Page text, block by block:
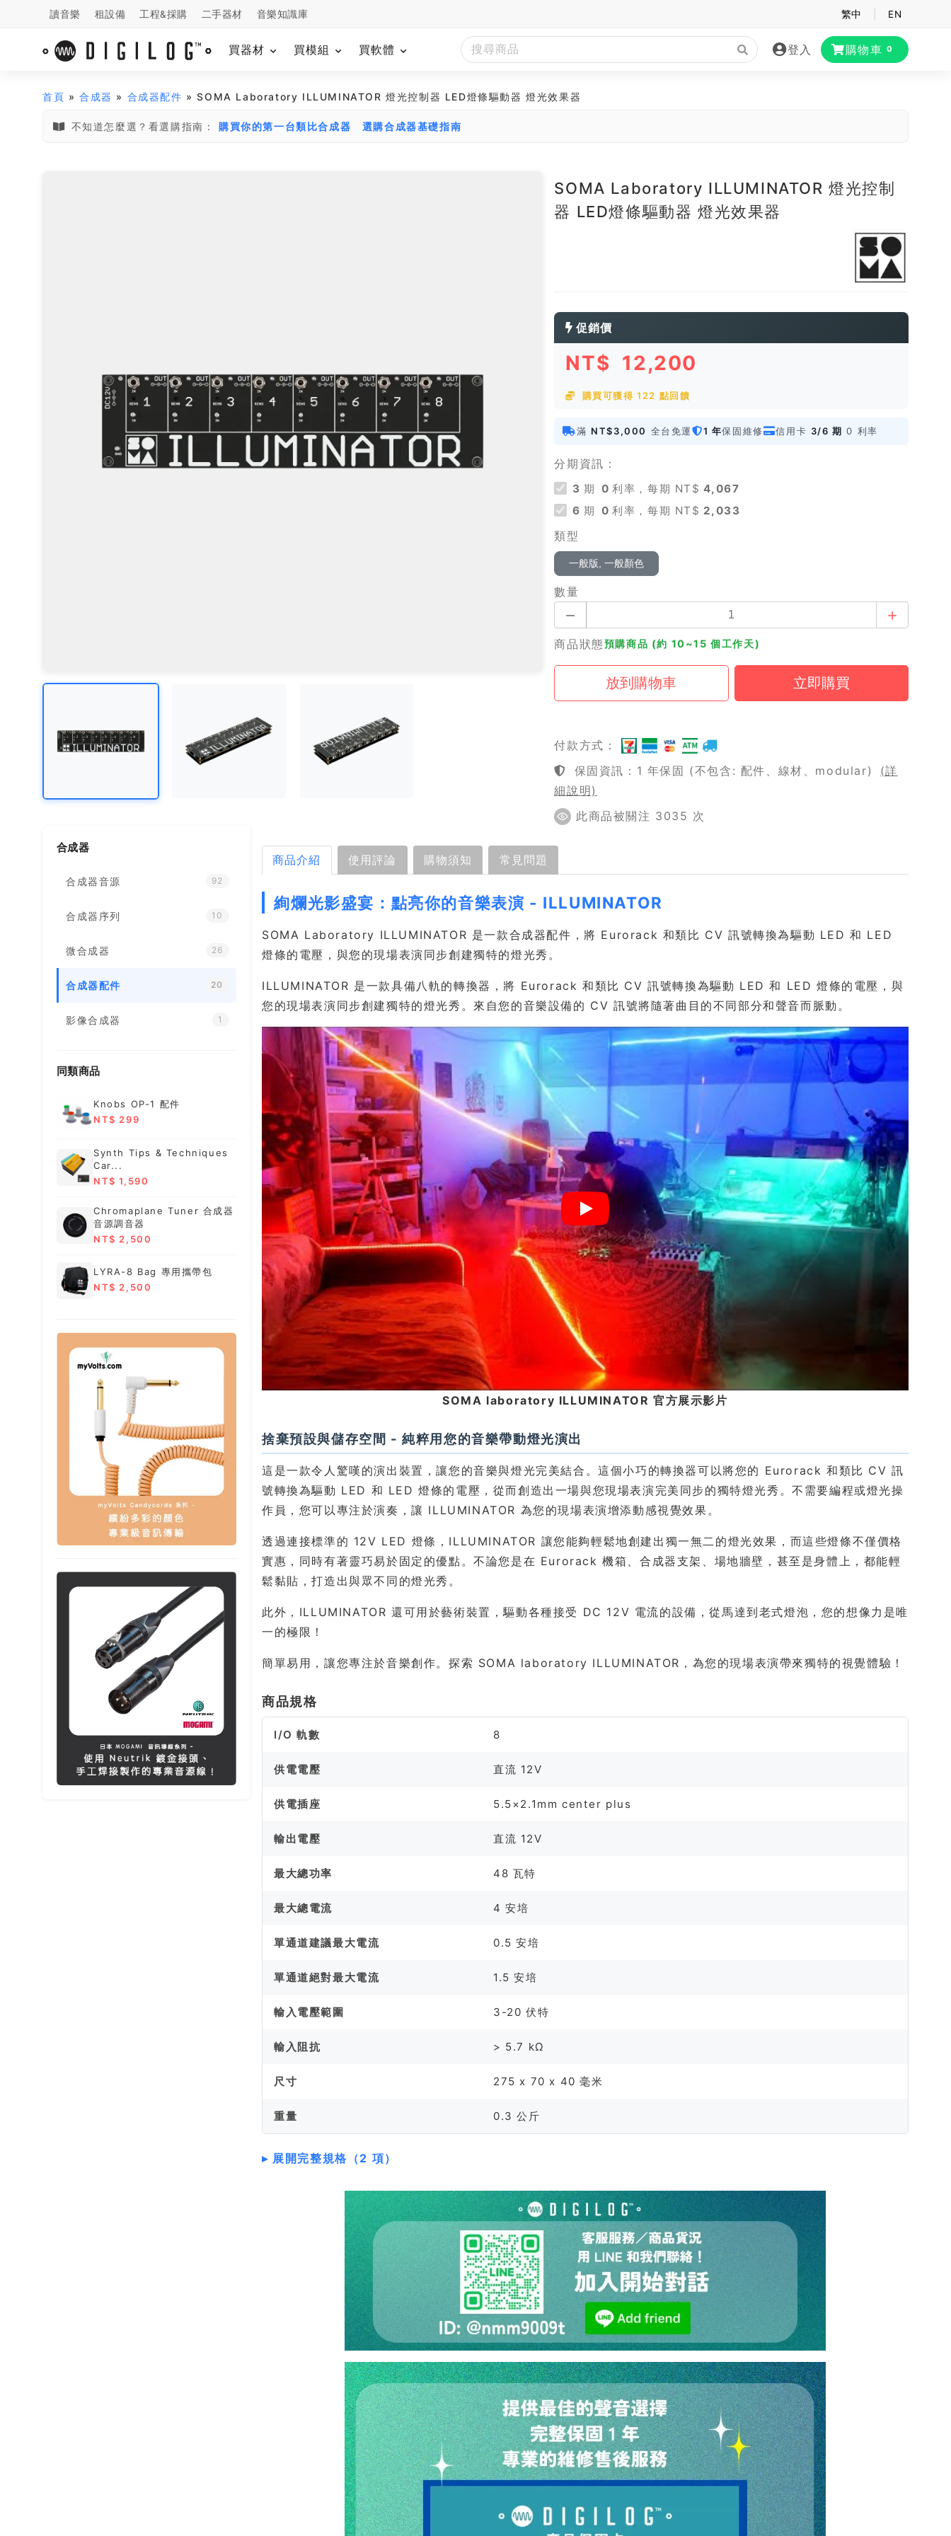
讀音樂 租設備 工程&採購 二手器材 音樂知識庫 繁中 EN
買器材 買模組 買軟體 登入 購物車 0
首頁 »合成器 » 合成器配件 » SOMA Laboratory ILLUMINATOR 燈光控制器 LED燈條驅動器 燈光效果器
不知道怎麼選？看選購指南： 購買你的第一台類比合成器 選購合成器基礎指南
SOMA Laboratory ILLUMINATOR 燈光控制
器 LED燈條驅動器 燈光效果器
促銷價
NT$ 12,200
購買可獲得 122 點回饋
滿 NT$3,000 全台免運 1 年保固維修 信用卡 3/6 期 0 利率
分期資訊：
3 期 0 利率，每期 NT$ 4,067
6 期 0 利率，每期 NT$ 2,033
類型
一般版, 一般顏色
數量
商品狀態預購商品 (約 10~15 個工作天)
付款方式：
保固資訊：1 年保固 (不包含: 配件、線材、modular)
(詳
細說明)
此商品被關注 3035 次
合成器
合成器音源 92
合成器序列 10
微合成器 26
合成器配件 20
影像合成器 1
同類商品
Knobs OP-1 配件
NT$ 299
Synth Tips & Techniques
Car...
NT$ 1,590
Chromaplane Tuner 合成器
音源調音器
NT$ 2,500
LYRA-8 Bag 專用攜帶包
NT$ 2,500
商品介紹 使用評論 購物須知 常見問題
絢爛光影盛宴：點亮你的音樂表演 - ILLUMINATOR
SOMA Laboratory ILLUMINATOR 是一款合成器配件，將 Eurorack 和類比 CV 訊號轉換為驅動 LED 和 LED
燈條的電壓，與您的現場表演同步創建獨特的燈光秀。
ILLUMINATOR 是一款具備八軌的轉換器，將 Eurorack 和類比 CV 訊號轉換為驅動 LED 和 LED 燈條的電壓，與
您的現場表演同步創建獨特的燈光秀。來自您的音樂設備的 CV 訊號將隨著曲目的不同部分和聲音而脈動。
SOMA laboratory ILLUMINATOR 官方展示影片
捨棄預設與儲存空間 - 純粹用您的音樂帶動燈光演出
這是一款令人驚嘆的演出裝置，讓您的音樂與燈光完美結合。這個小巧的轉換器可以將您的 Eurorack 和類比 CV 訊
號轉換為驅動 LED 和 LED 燈條的電壓，從而創造出一場與您現場表演完美同步的獨特燈光秀。不需要編程或燈光操
作員，您可以專注於演奏，讓 ILLUMINATOR 為您的現場表演增添動感視覺效果。
透過連接標準的 12V LED 燈條，ILLUMINATOR 讓您能夠輕鬆地創建出獨一無二的燈光效果，而這些燈條不僅價格
實惠，同時有著靈巧易於固定的優點。不論您是在 Eurorack 機箱、合成器支架、場地牆壁，甚至是身體上，都能輕
鬆黏貼，打造出與眾不同的燈光秀。
此外，ILLUMINATOR 還可用於藝術裝置，驅動各種接受 DC 12V 電流的設備，從馬達到老式燈泡，您的想像力是唯
一的極限！
簡單易用，讓您專注於音樂創作。探索 SOMA laboratory ILLUMINATOR，為您的現場表演帶來獨特的視覺體驗！
商品規格
I/O 軌數 8
供電電壓 直流 12V
供電插座 5.5×2.1mm center plus
輸出電壓 直流 12V
最大總功率 48 瓦特
最大總電流 4 安培
單通道建議最大電流 0.5 安培
單通道絕對最大電流 1.5 安培
輸入電壓範圍 3-20 伏特
輸入阻抗 > 5.7 kΩ
尺寸 275 x 70 x 40 毫米
重量 0.3 公斤
展開完整規格（2 項）